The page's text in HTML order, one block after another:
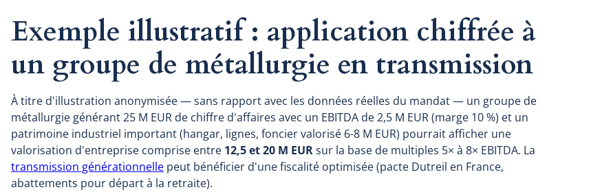
Exemple illustratif : application chiffrée à
un groupe de métallurgie en transmission
À titre d'illustration anonymisée — sans rapport avec les données réelles du mandat — un groupe de
métallurgie générant 25 M EUR de chiffre d'affaires avec un EBITDA de 2,5 M EUR (marge 10 %) et un
patrimoine industriel important (hangar, lignes, foncier valorisé 6-8 M EUR) pourrait afficher une
valorisation d'entreprise comprise entre 12,5 et 20 M EURsur la base de multiples 5× à 8× EBITDA. La
transmission générationnelle peut bénéficier d'une fiscalité optimisée (pacte Dutreil en France,
abattements pour départ à la retraite).